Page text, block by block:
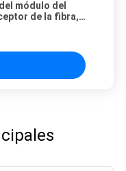
módulo del
de la fibra,